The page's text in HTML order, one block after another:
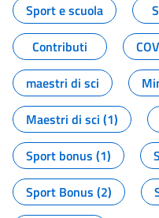
Sport e scuola
Contributi
maestri di sci
Maestri di sci (1)
Sport bonus (1)
Sport Bonus (2)